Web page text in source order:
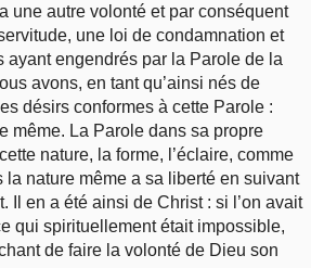
une autre volonté et par conséquent
une loi de condamnation et
ayant engendrés par la Parole de la
avons, en tant qu’ainsi nés de
désirs conformes à cette Parole :
même. La Parole dans sa propre
nature, la forme, l’éclaire, comme
la nature même a sa liberté en suivant
Il en a été ainsi de Christ : si l’on avait
qui spirituellement était impossible,
de faire la volonté de Dieu son